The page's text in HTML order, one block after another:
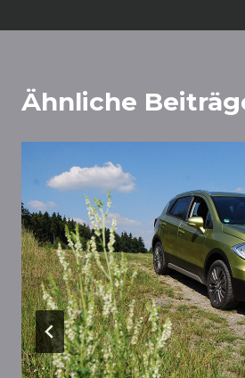
Ähnliche